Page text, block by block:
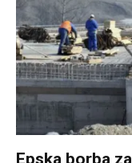
Epska borba